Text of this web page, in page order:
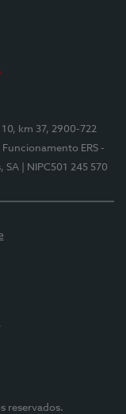
10, km 37, 2900-722
Funcionamento ERS -
SA | NIPC501 245 570
reservados.